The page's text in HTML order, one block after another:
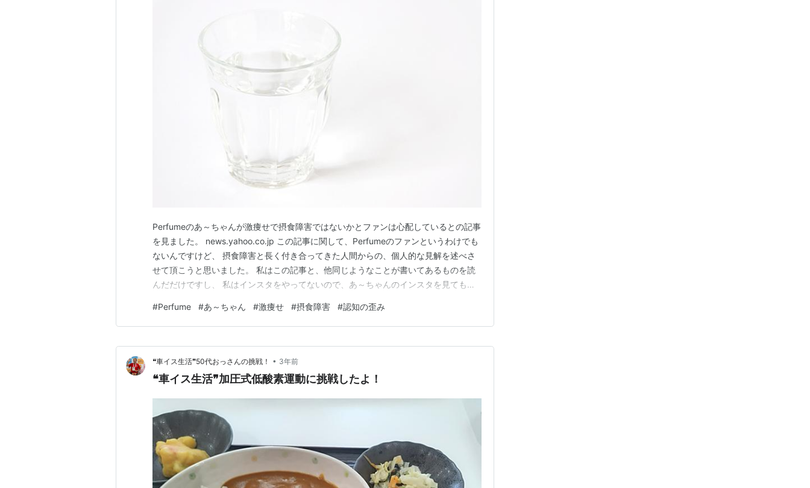
Perfumeのあ～ちゃんが激痩せで摂食障害ではないかとファンは心配しているとの記事
を見ました。 news.yahoo.co.jp この記事に関して、Perfumeのファンというわけでも
ないんですけど、 摂食障害と長く付き合ってきた人間からの、個人的な見解を述べさ
せて頂こうと思いました。 私はこの記事と、他同じようなことが書いてあるものを読
んだだけですし、 私はインスタをやってないので、あ～ちゃんのインスタを見てもい
～ちゃんはもうしっかりと「自分」を持っていると思うからです。 「Perfumeのあ～
ちゃん」ではなく…
#Perfume #あ～ちゃん #激痩せ #摂食障害 #認知の歪み
❝車イス生活❞50代おっさんの挑戦！ • 3年前
❝車イス生活❞加圧式低酸素運動に挑戦したよ！